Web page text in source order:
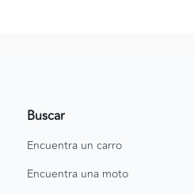
Buscar
Encuentra un carro
Encuentra una moto